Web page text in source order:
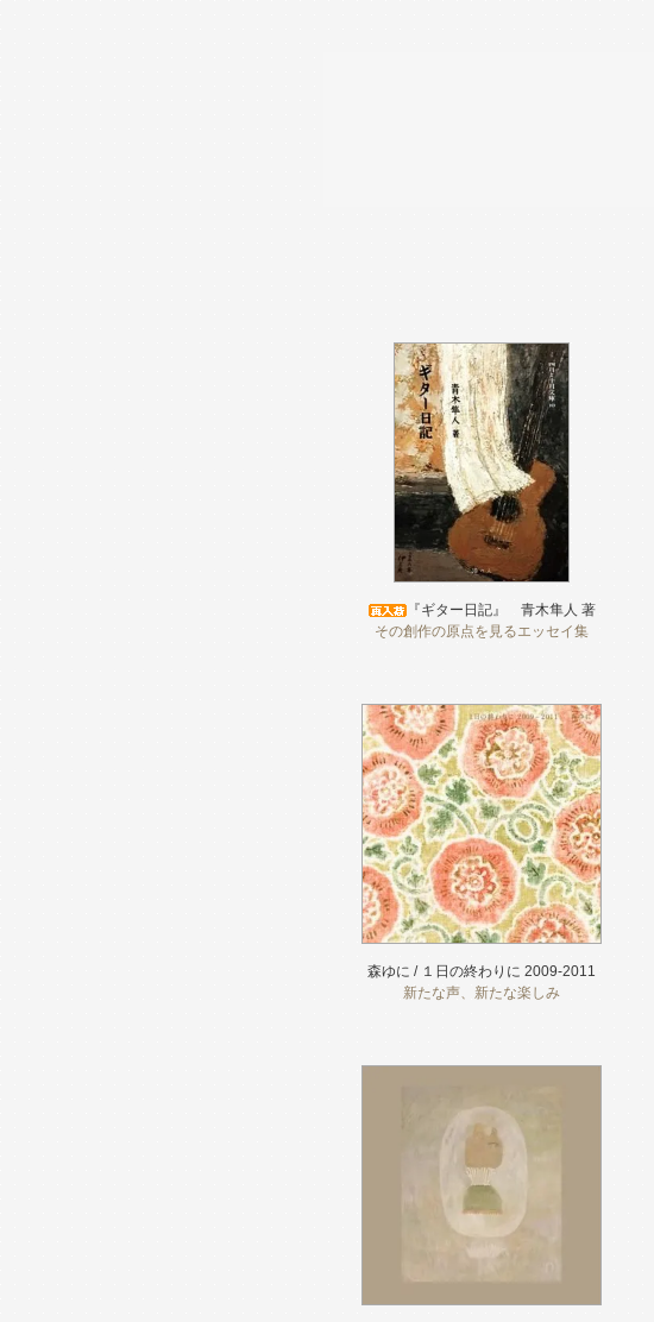
『ギター日記』 青木隼人 著
その創作の原点を見るエッセイ集
森ゆに / １日の終わりに 2009-2011
新たな声、新たな楽しみ